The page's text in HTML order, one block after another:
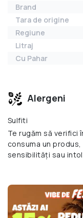
Brand
Tara de origine
Regiune
Litraj
Cu Pahar
Alergeni
Sulfiti
Te rugăm să
consuma un
sensibilități sau